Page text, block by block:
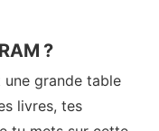
?
une grande table
livres, tes